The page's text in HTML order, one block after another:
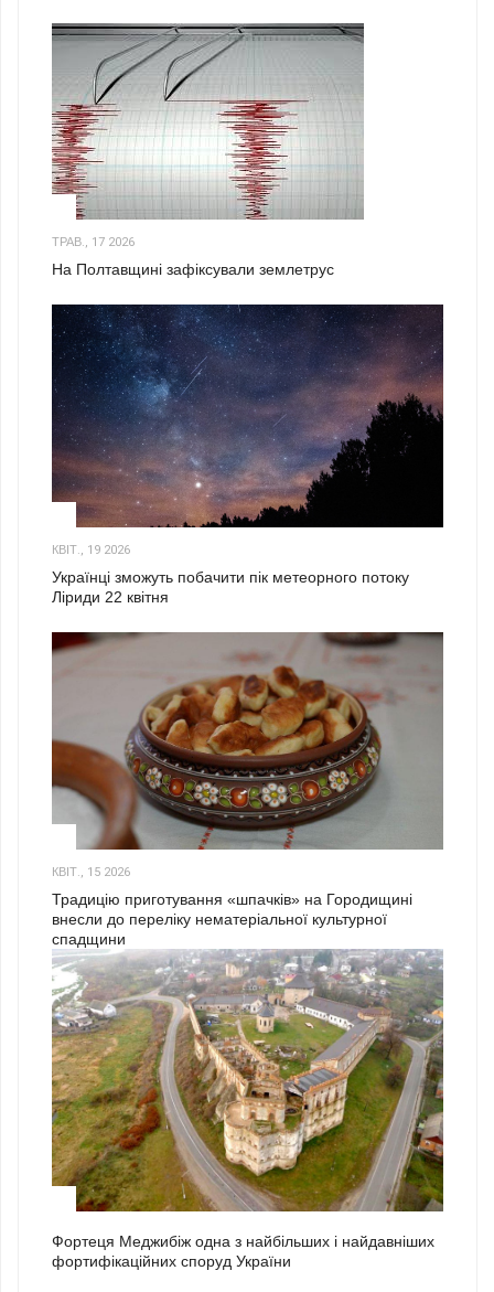
ТРАВ., 17 2026
На Полтавщині зафіксували землетрус
КВІТ., 19 2026
Українці зможуть побачити пік метеорного потоку
Ліриди 22 квітня
КВІТ., 15 2026
Традицію приготування «шпачків» на Городищині
внесли до переліку нематеріальної культурної
спадщини
Фортеця Меджибіж одна з найбільших і найдавніших
фортифікаційних споруд України